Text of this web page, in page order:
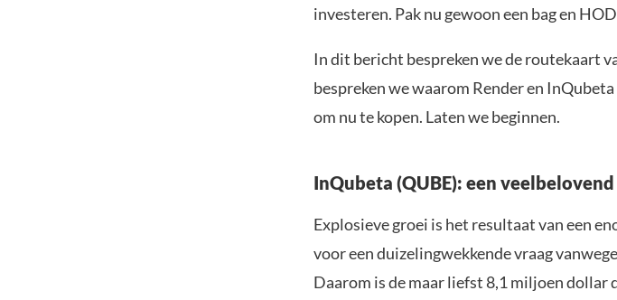
investeren. Pak nu gewoon een bag en
In dit bericht bespreken we de routekaart
bespreken we waarom Render en
om nu te kopen. Laten we beginnen.
InQubeta (QUBE): een
Explosieve groei is het resultaat van een
voor een duizelingwekkende vraag
Daarom is de maar liefst 8,1 miljoen dollar